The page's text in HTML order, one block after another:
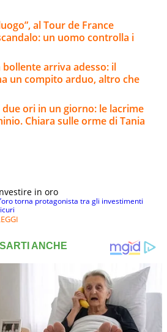
al Tour de France
un uomo controlla i
arriva adesso: il
un compito arduo, altro che
due ori in un giorno: le lacrime
Chiara sulle orme di Tania
in oro
torna protagonista tra gli investimenti